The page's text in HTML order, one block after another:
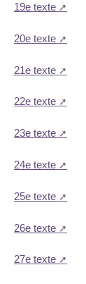
19e texte
20e texte
21e texte
22e texte
23e texte
24e texte
25e texte
26e texte
27e texte